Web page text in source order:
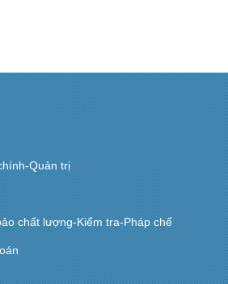
Quản trị
chất lượng-Kiểm tra-Pháp chế